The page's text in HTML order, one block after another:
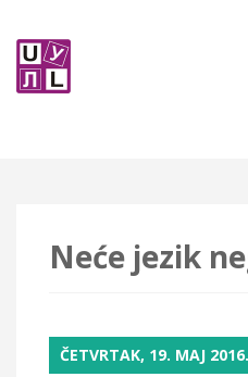
Neće jezik
ČETVRTAK, 19. MAJ 2016.